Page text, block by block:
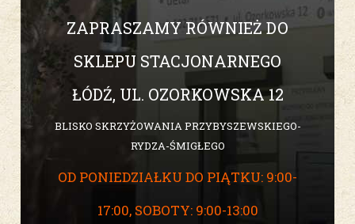
ZAPRASZAMY RÓWNIEŻ DO
SKLEPU STACJONARNEGO
ŁÓDŹ, UL. OZORKOWSKA 12
BLISKO SKRZYŻOWANIA PRZYBYSZEWSKIEGO-
RYDZA-ŚMIGŁEGO
OD PONIEDZIAŁKU DO PIĄTKU: 9:00-
17:00, SOBOTY: 9:00-13:00